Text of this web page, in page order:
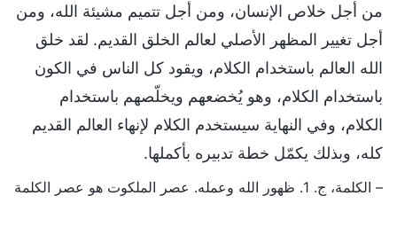
من أجل خلاص الإنسان، ومن أجل تتميم مشيئة الله، ومن
أجل تغيير المظهر الأصلي لعالم الخلق القديم. لقد خلق
الله العالم باستخدام الكلام، ويقود كل الناس في الكون
باستخدام الكلام، وهو يُخضعهم ويخلّصهم باستخدام
الكلام، وفي النهاية سيستخدم الكلام لإنهاء العالم القديم
كله، وبذلك يكمّل خطة تدبيره بأكملها.
– الكلمة، ج. 1. ظهور الله وعمله. عصر الملكوت هو عصر الكلمة